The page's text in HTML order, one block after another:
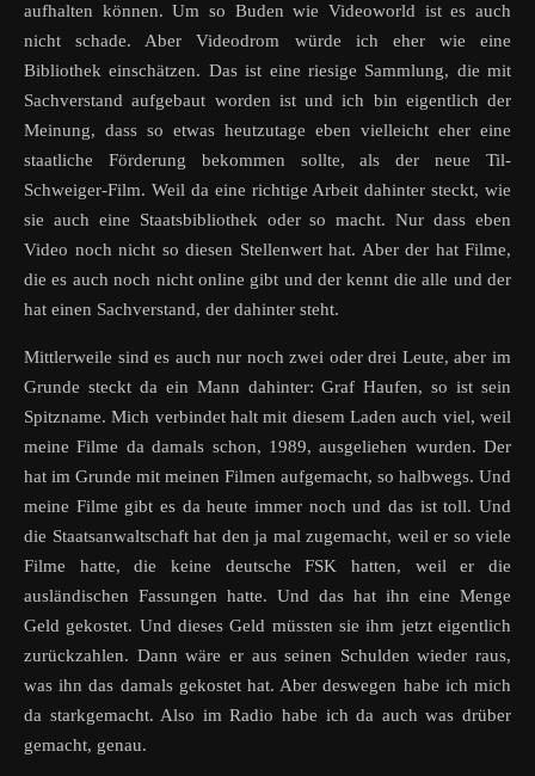
aufhalten können. Um so Buden wie Videoworld ist es auch
nicht schade. Aber Videodrom würde ich eher wie eine
Bibliothek einschätzen. Das ist eine riesige Sammlung, die mit
Sachverstand aufgebaut worden ist und ich bin eigentlich der
Meinung, dass so etwas heutzutage eben vielleicht eher eine
staatliche Förderung bekommen sollte, als der neue Til-
Schweiger-Film. Weil da eine richtige Arbeit dahinter steckt, wie
sie auch eine Staatsbibliothek oder so macht. Nur dass eben
Video noch nicht so diesen Stellenwert hat. Aber der hat Filme,
die es auch noch nicht online gibt und der kennt die alle und der
hat einen Sachverstand, der dahinter steht.
Mittlerweile sind es auch nur noch zwei oder drei Leute, aber im
Grunde steckt da ein Mann dahinter: Graf Haufen, so ist sein
Spitzname. Mich verbindet halt mit diesem Laden auch viel, weil
meine Filme da damals schon, 1989, ausgeliehen wurden. Der
hat im Grunde mit meinen Filmen aufgemacht, so halbwegs. Und
meine Filme gibt es da heute immer noch und das ist toll. Und
die Staatsanwaltschaft hat den ja mal zugemacht, weil er so viele
Filme hatte, die keine deutsche FSK hatten, weil er die
ausländischen Fassungen hatte. Und das hat ihn eine Menge
Geld gekostet. Und dieses Geld müssten sie ihm jetzt eigentlich
zurückzahlen. Dann wäre er aus seinen Schulden wieder raus,
was ihn das damals gekostet hat. Aber deswegen habe ich mich
da starkgemacht. Also im Radio habe ich da auch was drüber
gemacht, genau.